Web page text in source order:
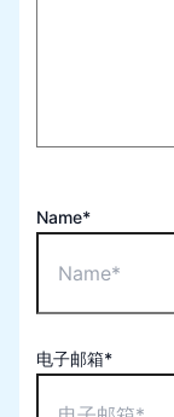
Name*
电子邮箱*